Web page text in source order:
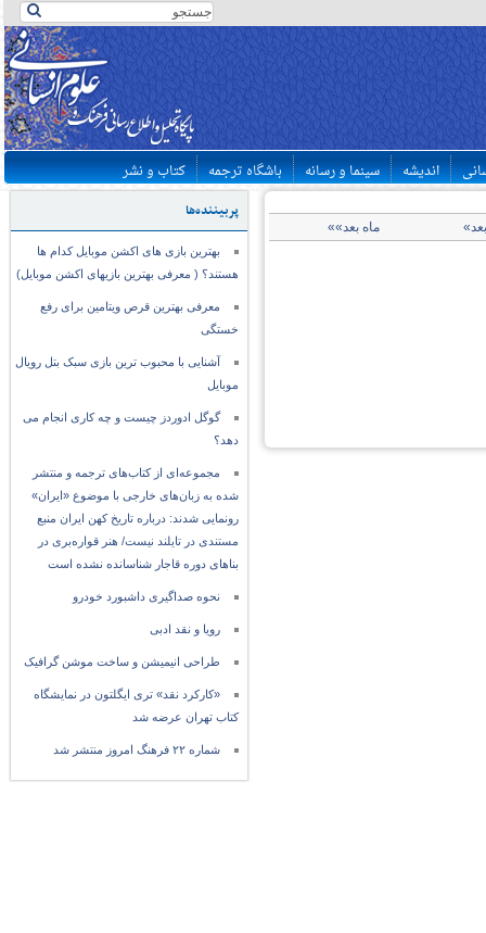
اندیشه سینما و رسانه باشگاه ترجمه کتاب و نشر
پربیننده‌ها
بهترین بازی های اکشن موبایل کدام ها
هستند؟ ( معرفی بهترین بازیهای اکشن موبایل)
معرفی بهترین قرص ویتامین برای رفع
خستگی
آشنایی با محبوب ترین بازی سبک بتل رویال
موبایل
گوگل ادوردز چیست و چه کاری انجام می
دهد؟
مجموعه‌ای از کتاب‌های ترجمه و منتشر
شده به زبان‌های خارجی با موضوع «ایران»
رونمایی شدند: درباره تاریخ کهن ایران منبع
مستندی در تایلند نیست/ هنر قواره‌بری در
بناهای دوره قاجار شناسانده نشده است
نحوه صداگیری داشبورد خودرو
رویا و نقد ادبی
طراحی انیمیشن و ساخت موشن گرافیک
«کارکرد نقد» تری ایگلتون در نمایشگاه
کتاب تهران عرضه شد
شماره ۲۲ فرهنگ امروز منتشر شد
ماه بعد»»